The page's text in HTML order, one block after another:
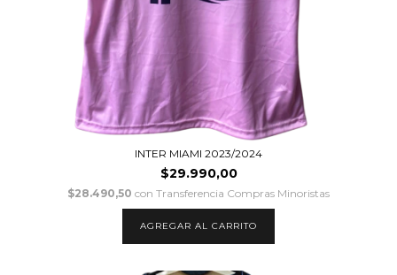
INTER MIAMI 2023/2024
$29.990,00
$28.490,50 con Transferencia Compras Minoristas
AGREGAR AL CARRITO